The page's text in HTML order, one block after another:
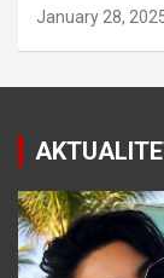
January 28,